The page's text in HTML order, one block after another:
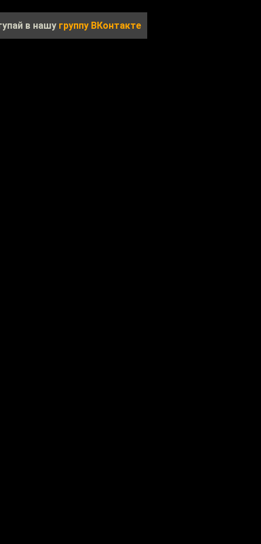
в нашу группу ВКонтакте